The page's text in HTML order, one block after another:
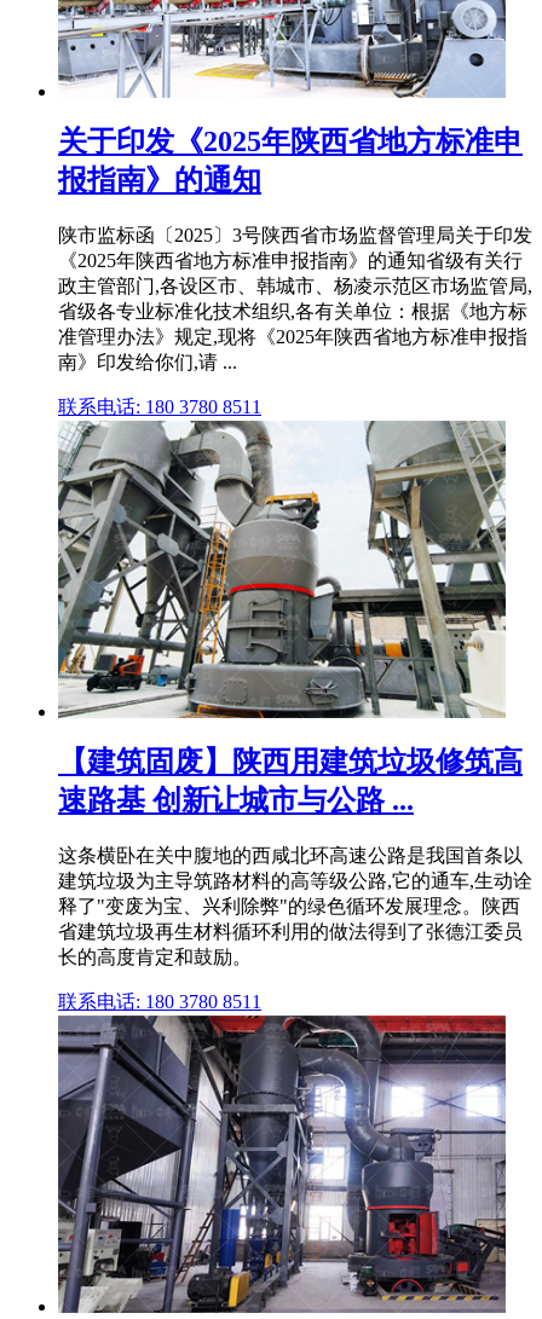
关于印发《2025年陕西省地方标准申
报指南》的通知
陕市监标函〔2025〕3号陕西省市场监督管理局关于印发
《2025年陕西省地方标准申报指南》的通知省级有关行
政主管部门,各设区市、韩城市、杨凌示范区市场监管局,
省级各专业标准化技术组织,各有关单位：根据《地方标
准管理办法》规定,现将《2025年陕西省地方标准申报指
南》印发给你们,请 ...
联系电话: 180 3780 8511
【建筑固废】陕西用建筑垃圾修筑高
速路基 创新让城市与公路 ...
这条横卧在关中腹地的西咸北环高速公路是我国首条以
建筑垃圾为主导筑路材料的高等级公路,它的通车,生动诠
释了"变废为宝、兴利除弊"的绿色循环发展理念。陕西
省建筑垃圾再生材料循环利用的做法得到了张德江委员
长的高度肯定和鼓励。
联系电话: 180 3780 8511